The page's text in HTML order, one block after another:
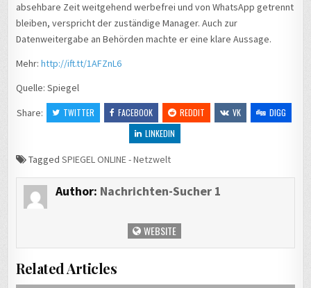
absehbare Zeit weitgehend werbefrei und von WhatsApp getrennt
bleiben, verspricht der zuständige Manager. Auch zur
Datenweitergabe an Behörden machte er eine klare Aussage.
Mehr:http://ift.tt/1AFZnL6
Quelle: Spiegel
Share:
TWITTER FACEBOOK REDDIT VK
DIGG
LINKEDIN
TaggedSPIEGEL ONLINE - Netzwelt
Author: Nachrichten-Sucher 1
WEBSITE
Related Articles